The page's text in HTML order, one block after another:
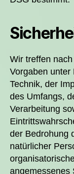
Wir treffen
Vorgaben unter
Technik, der
des Umfangs,
Verarbeitung
der Bedrohung
natürlicher
angemessenes